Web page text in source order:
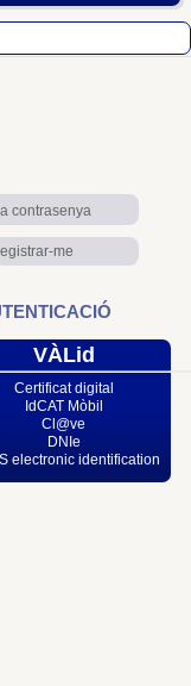
contrasenya
me
VÀLid
Certificat digital
IdCAT Mòbil
Cl@ve
DNIe
electronic identification